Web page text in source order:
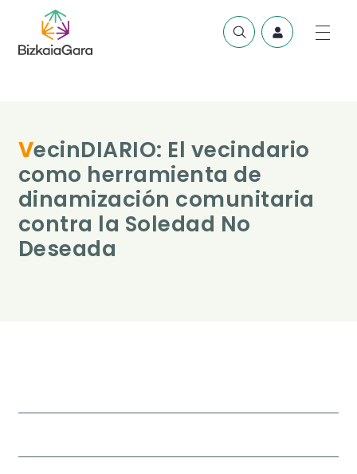
VecinDIARIO: El vecindario
como herramienta de
dinamización comunitaria
contra la Soledad No
Deseada